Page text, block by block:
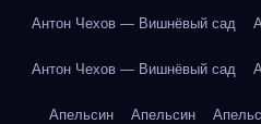
Антон Чехов — Вишнёвый сад
Антон Чехов — Вишнёвый сад
Апельсин Апельсин